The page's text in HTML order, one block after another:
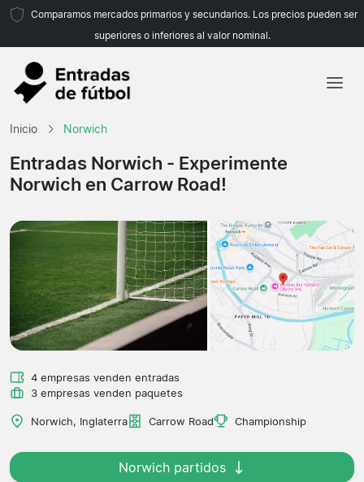
Comparamos mercados primarios y secundarios. Los precios pueden ser
superiores o inferiores al valor nominal.
Equipos
Ligas
Inicio Norwich
Entradas Norwich - Experimente
Norwich en Carrow Road!
4 empresas venden entradas
3 empresas venden paquetes
Norwich, Inglaterra Carrow Road Championship
Norwich partidos